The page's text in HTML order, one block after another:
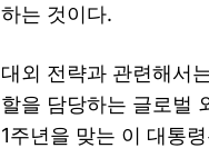
하는 것이다.
대외 전략과 관련해서
할을 담당하는 글로벌
1주년을 맞는 이 대통